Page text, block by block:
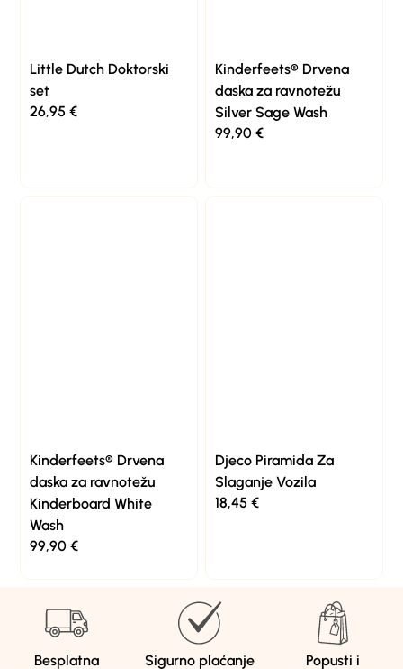
Little Dutch Doktorski
set
26,95€
Kinderfeets® Drvena
daska za ravnotežu
Silver Sage Wash
99,90 €
Kinderfeets® Drvena
daska za ravnotežu
Kinderboard White
Wash
99,90€
Djeco Piramida Za
Slaganje Vozila
18,45 €
Besplatna
Sigurno plaćanje
Popusti i